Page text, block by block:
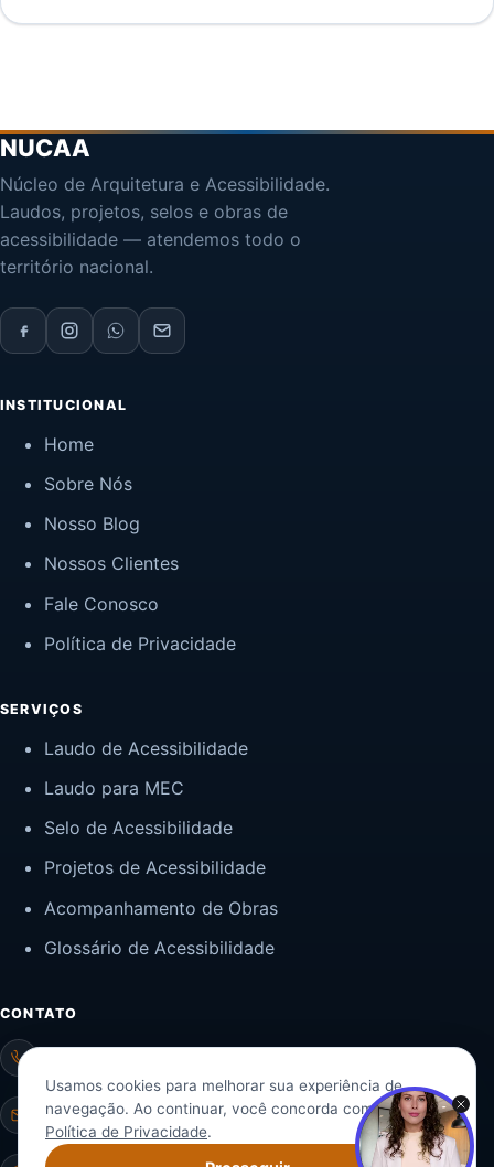
NUCAA
Núcleo de Arquitetura e Acessibilidade.
Laudos, projetos, selos e obras de
acessibilidade — atendemos todo o
território nacional.
INSTITUCIONAL
Home
Sobre Nós
Nosso Blog
Nossos Clientes
Fale Conosco
Política de Privacidade
SERVIÇOS
Laudo de Acessibilidade
Laudo para MEC
Selo de Acessibilidade
Projetos de Acessibilidade
Acompanhamento de Obras
Glossário de Acessibilidade
CONTATO
contato@nucaa.com.br
Usamos cookies para melhorar sua experiência de
navegação. Ao continuar, você concorda com nossa
Política de Privacidade.